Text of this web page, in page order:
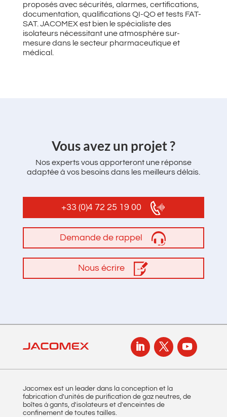
proposés avec sécurités, alarmes, certifications,
documentation, qualifications QI-QO et tests FAT-
SAT. JACOMEX est bien le spécialiste des
isolateurs nécessitant une atmosphère sur-
mesure dans le secteur pharmaceutique et
médical.
‌Vous avez un projet ?
Nos experts vous apporteront une réponse
adaptée à vos besoins dans les meilleurs délais.
+33 (0)4 72 25 19 00
Demande de rappel
Nous écrire
Jacomex est un leader dans la conception et la
fabrication d'unités de purification de gaz neutres, de
boîtes à gants, d'isolateurs et d'enceintes de
confinement de toutes tailles.